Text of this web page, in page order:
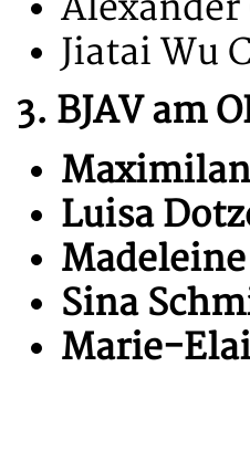
Jiatai Wu
3. BJAV am
Luisa
Sina
Marie-